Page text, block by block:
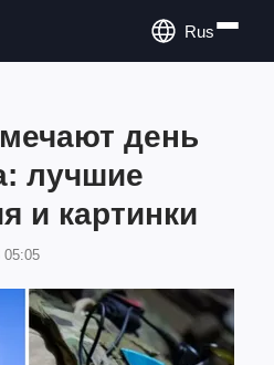
Rus
день
лучшие
и картинки
05:05